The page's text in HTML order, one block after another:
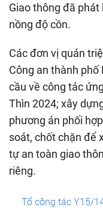
Giao thông đã
nồng độ cồn.
Các đơn vị quán
Công an thành
cầu về công tác
Thìn 2024; xây
phương án phối
soát, chốt chặn để
tự an toàn giao
riêng.
Tổ công tác Y15/